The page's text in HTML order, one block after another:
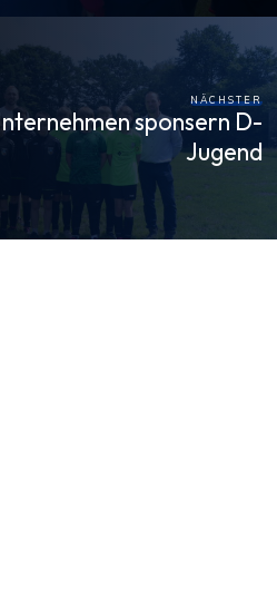
NÄCHSTER
sponsern D-
Jugend